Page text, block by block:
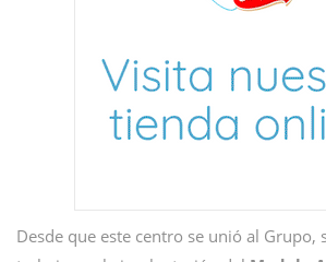
Desde que este centro se unió al Grupo,